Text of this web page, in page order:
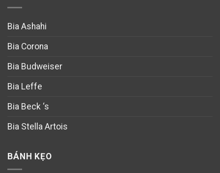
Bia Ashahi
Bia Corona
Bia Budweiser
Bia Leffe
Bia Beck ‘s
Bia Stella Artois
BÁNH KẸO